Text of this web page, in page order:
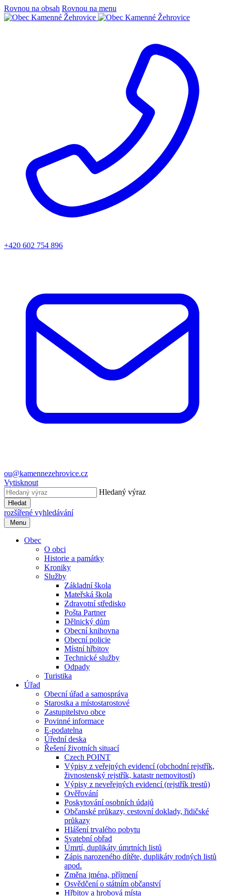
Rovnou na obsah Rovnou na menu
+420 602 754 896
ou@kamennezehrovice.cz
Vytisknout
Hledaný výraz
Hledat
rozšířené vyhledávání
Menu
Obec
O obci
Historie a památky
Kroniky
Služby
Základní škola
Mateřská škola
Zdravotní středisko
Pošta Partner
Dělnický dům
Obecní knihovna
Obecní policie
Místní hřbitov
Technické služby
Odpady
Turistika
Úřad
Obecní úřad a samospráva
Starostka a místostarostové
Zastupitelstvo obce
Povinné informace
E-podatelna
Úřední deska
Řešení životních situací
Czech POINT
Výpisy z veřejných evidencí (obchodní rejstřík,
živnostenský rejstřík, katastr nemovitostí)
Výpisy z neveřejných evidencí (rejstřík trestů)
Ověřování
Poskytování osobních údajů
Občanské průkazy, cestovní doklady, řidičské
průkazy
Hlášení trvalého pobytu
Svatební obřad
Úmrtí, duplikáty úmrtních listů
Zápis narozeného dítěte, duplikáty rodných listů
apod.
Změna jména, příjmení
Osvědčení o státním občanství
Hřbitov a hrobová místa